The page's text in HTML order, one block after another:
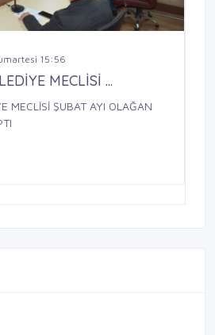
15:56
MECLİSİ ...
MECLİSİ ŞUBAT AYI OLAĞAN